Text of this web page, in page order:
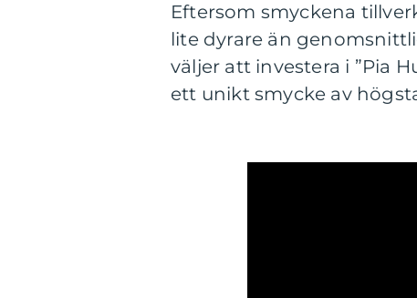
Eftersom smyckena
lite dyrare än
väljer att investera i ”Pia
ett unikt smycke av